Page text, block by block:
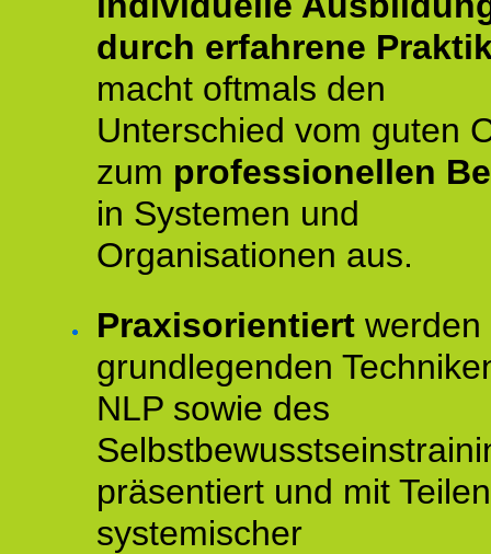
durch erfahrene
macht oftmals den
Unterschied vom guten
zum professionellen
in Systemen und
Organisationen aus.
Praxisorientiert werden
grundlegenden
NLP sowie des
präsentiert und mit Teilen
systemischer